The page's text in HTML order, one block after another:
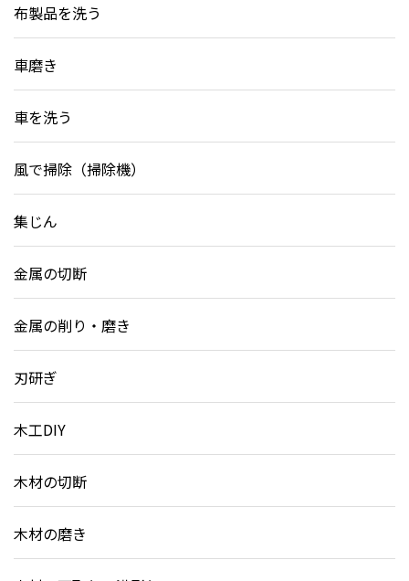
布製品を洗う
車磨き
車を洗う
風で掃除（掃除機）
集じん
金属の切断
金属の削り・磨き
刃研ぎ
木工DIY
木材の切断
木材の磨き